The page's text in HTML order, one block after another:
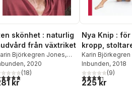
skönhet : naturlig
från växtriket
Björkegren Jones,
Losciale
, 2020
utav 5 stjärnor. Totalt antal röster:
(18)
kr
Nya Knip :
kropp,
hållning,
Karin
Inbunden, 2018
4,3utav 5(9)
225 kr